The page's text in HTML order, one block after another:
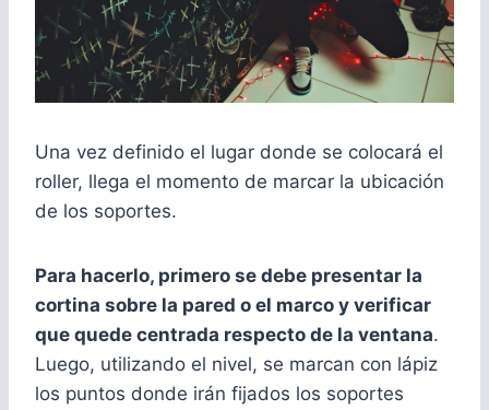
Una vez definido el lugar donde se colocará el
roller, llega el momento de marcar la ubicación
de los soportes.
Para hacerlo, primero se debe presentar la
cortina sobre la pared o el marco y verificar
que quede centrada respecto de la ventana.
Luego, utilizando el nivel, se marcan con lápiz
los puntos donde irán fijados los soportes